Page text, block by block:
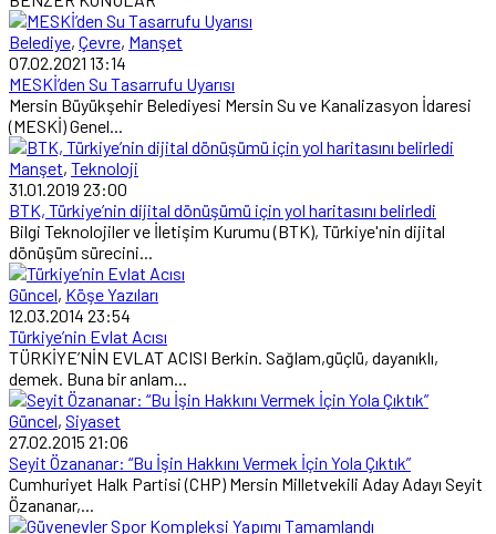
Belediye, Çevre, Manşet
07.02.2021 13:14
MESKİ’den Su Tasarrufu Uyarısı
Mersin Büyükşehir Belediyesi Mersin Su ve Kanalizasyon İdaresi
(MESKİ) Genel...
Manşet, Teknoloji
31.01.2019 23:00
BTK, Türkiye’nin dijital dönüşümü için yol haritasını belirledi
Bilgi Teknolojiler ve İletişim Kurumu (BTK), Türkiye'nin dijital
dönüşüm sürecini...
Güncel, Köşe Yazıları
12.03.2014 23:54
Türkiye’nin Evlat Acısı
TÜRKİYE’NİN EVLAT ACISI Berkin. Sağlam,güçlü, dayanıklı,
demek. Buna bir anlam...
Güncel, Siyaset
27.02.2015 21:06
Seyit Özananar: “Bu İşin Hakkını Vermek İçin Yola Çıktık”
Cumhuriyet Halk Partisi (CHP) Mersin Milletvekili Aday Adayı Seyit
Özananar,...